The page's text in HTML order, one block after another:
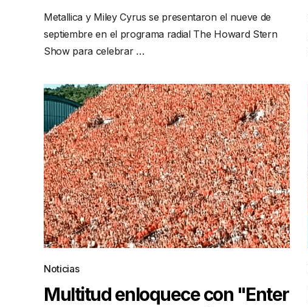
Metallica y Miley Cyrus se presentaron el nueve de
septiembre en el programa radial The Howard Stern
Show para celebrar …
Noticias
Multitud enloquece con "Enter